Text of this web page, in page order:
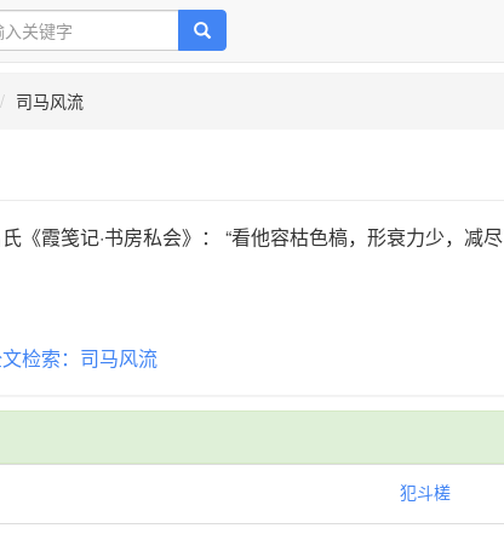
司马风流
《霞笺记·书房私会》： “看他容枯色槁，形衰力少，减
检索：司马风流
犯斗槎